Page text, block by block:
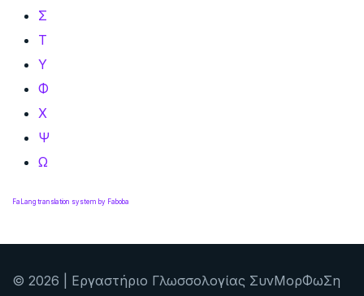
Σ
Τ
Υ
Φ
Χ
Ψ
Ω
FaLang translation system by Faboba
© 2026 | Εργαστήριο Γλωσσολογίας ΣυνΜορΦωΣη